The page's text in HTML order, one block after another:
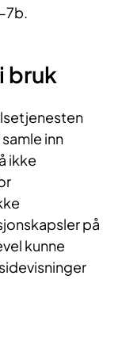
7b.
bruk
inn
ikke
på
kunne